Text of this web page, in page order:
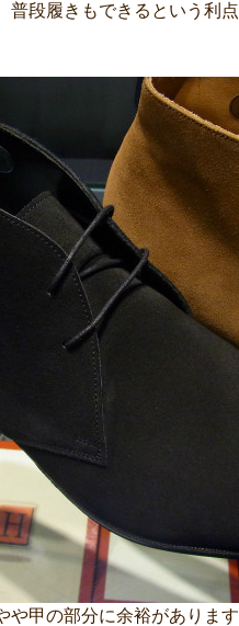
段履きもできるという利点
や甲の部分に余裕がありま